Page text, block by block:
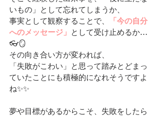
いもの」として忘れてしまうか、
事実として観察することで、
「今の自分
へのメッセージ」 として受け止めるか…
👓🪞
その向き合い方が変われば、
「失敗がこわい」と思って踏みとどまっ
ていたことにも積極的になれそうですよ
ね✨✨
夢や目標があるからこそ、失敗をしたら